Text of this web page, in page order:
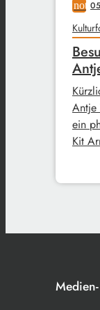
notes05
Antje
ein
Kit